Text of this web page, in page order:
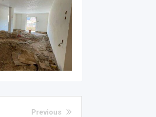
Previous